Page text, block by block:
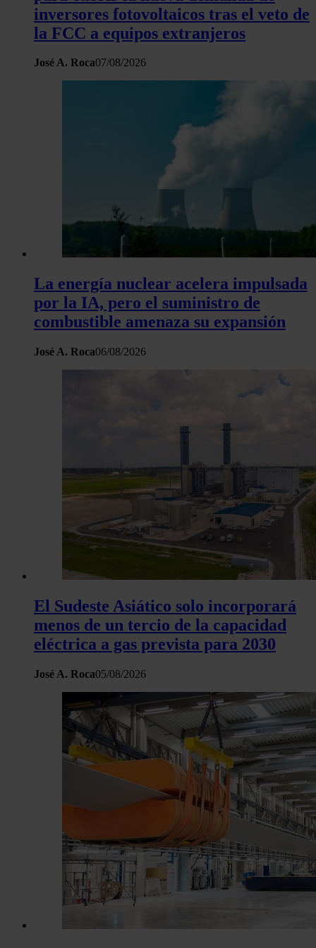
inversores fotovoltaicos tras el veto de
la FCC a equipos extranjeros
José A. Roca07/08/2026
La energía nuclear acelera impulsada
por la IA, pero el suministro de
combustible amenaza su expansión
José A. Roca06/08/2026
El Sudeste Asiático solo incorporará
menos de un tercio de la capacidad
eléctrica a gas prevista para 2030
José A. Roca05/08/2026